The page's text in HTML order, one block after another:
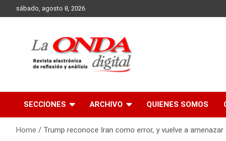
to
sábado, agosto 8, 2026
SECCIONES ARCHIVO QUIENES SOMOS
Home Trump reconoce Iran como error, y vuelve a amenazar